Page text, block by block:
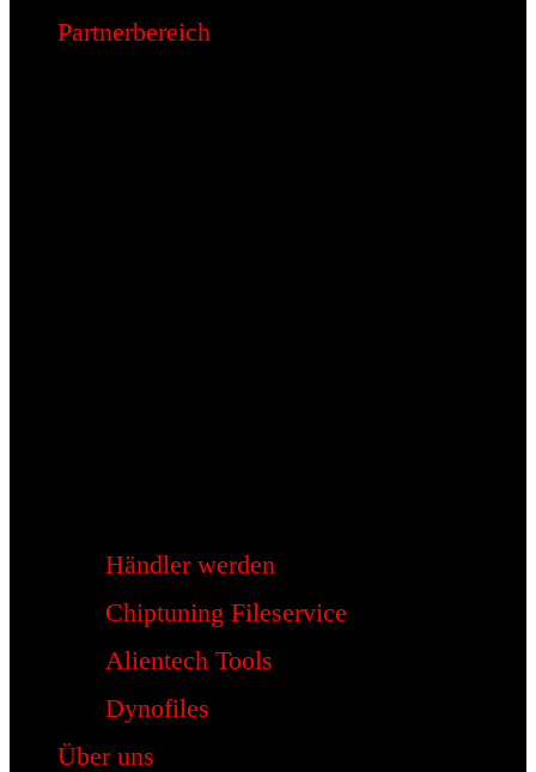
Partnerbereich
Händler werden
Chiptuning Fileservice
Alientech Tools
Dynofiles
Über uns